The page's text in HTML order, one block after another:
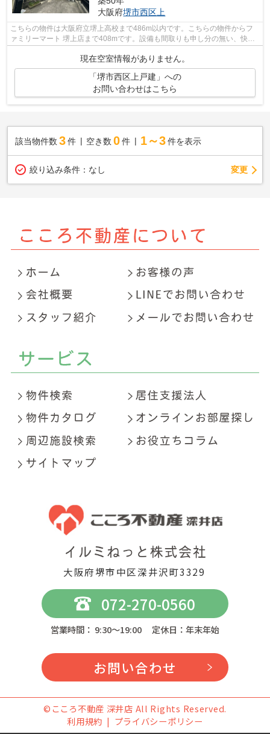
大阪府堺市西区 上
こちらの物件は大阪府立堺上高校まで486m以内です。こちらの物件からフ
ァミリーマート 堺上店まで408mです。設備も間取りも申し分の無い、快適
現在空室情報がありません。
「堺市西区上戸建」への
お問い合わせはこちら
該当物件数 3件 空き数 0 件 1～3 件を表示
絞り込み条件： なし 変更
大阪府堺市中区深井沢町3329
072-270-0560
営業時間： 9:30～19:00 定休日：年末年始
お問い合わせ
©こころ不動産 深井店 All Rights Reserved.
利用規約
プライバシーポリシー